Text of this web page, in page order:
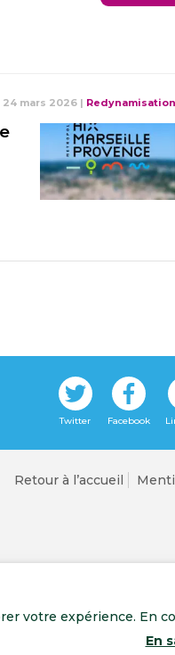
24 mars 2026 | Redynamisation
Retour à l’accueil
votre expérience. En
En